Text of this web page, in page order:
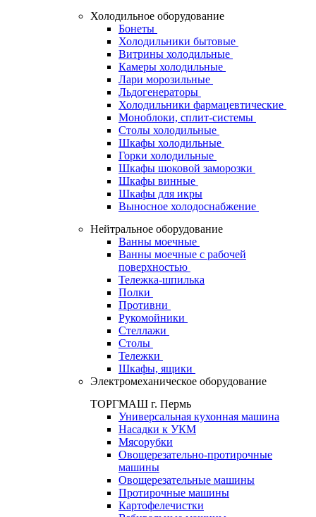
Холодильное оборудование
Бонеты
Холодильники бытовые
Витрины холодильные
Камеры холодильные
Лари морозильные
Льдогенераторы
Холодильники фармацевтические
Моноблоки, сплит-системы
Столы холодильные
Шкафы холодильные
Горки холодильные
Шкафы шоковой заморозки
Шкафы винные
Шкафы для икры
Выносное холодоснабжение
Нейтральное оборудование
Ванны моечные
Ванны моечные с рабочей
поверхностью
Тележка-шпилька
Полки
Противни
Рукомойники
Стеллажи
Столы
Тележки
Шкафы, ящики
Электромеханическое оборудование
ТОРГМАШ г. Пермь
Универсальная кухонная машина
Насадки к УКМ
Мясорубки
Овощерезательно-протирочные
машины
Овощерезательные машины
Протирочные машины
Картофелечистки